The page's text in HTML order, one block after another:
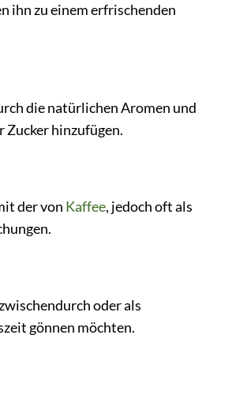
ihn zu einem erfrischenden
die natürlichen Aromen und
Zucker hinzufügen.
der von Kaffee, jedoch oft als
oder als
gönnen möchten.